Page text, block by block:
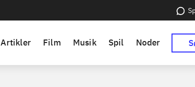
Artikler Film Musik Spil Noder